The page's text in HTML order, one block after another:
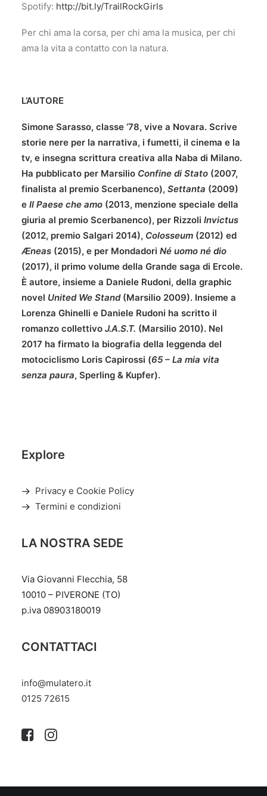
Spotify: http://bit.ly/TrailRockGirls
Per chi ama la corsa, per chi ama la musica, per chi
ama la vita a contatto con la natura.
L’AUTORE
Simone Sarasso, classe ’78, vive a Novara. Scrive
storie nere per la narrativa, i fumetti, il cinema e la
tv, e insegna scrittura creativa alla Naba di Milano.
Ha pubblicato per Marsilio Confine di Stato (2007,
finalista al premio Scerbanenco), Settanta (2009)
e Il Paese che amo (2013, menzione speciale della
giuria al premio Scerbanenco), per Rizzoli Invictus
(2012, premio Salgari 2014), Colosseum (2012) ed
Æneas (2015), e per Mondadori Né uomo né dio
(2017), il primo volume della Grande saga di Ercole.
È autore, insieme a Daniele Rudoni, della graphic
novel United We Stand(Marsilio 2009). Insieme a
Lorenza Ghinelli e Daniele Rudoni ha scritto il
romanzo collettivo J.A.S.T. (Marsilio 2010). Nel
2017 ha firmato la biografia della leggenda del
motociclismo Loris Capirossi (65 – La mia vita
senza paura, Sperling & Kupfer).
Explore
Privacy e Cookie Policy
Termini e condizioni
LA NOSTRA SEDE
Via Giovanni Flecchia, 58
10010 – PIVERONE (TO)
p.iva 08903180019
CONTATTACI
info@mulatero.it
‭0125 72615‬